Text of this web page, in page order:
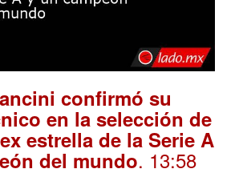
confirmó su
en la selección de
estrella de la Serie A
del mundo. 13:58